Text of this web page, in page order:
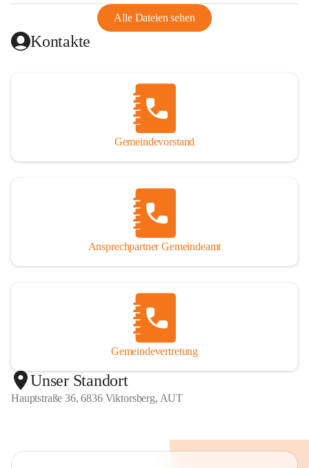
Alle Dateien sehen
Kontakte
Gemeindevorstand
Ansprechpartner Gemeindeamt
Gemeindevertretung
Unser Standort
Hauptstraße 36, 6836 Viktorsberg, AUT